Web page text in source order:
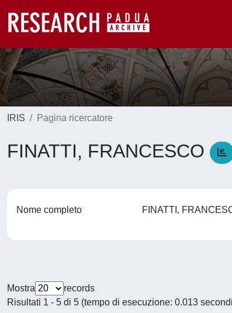
IRIS Pagina ricercatore
FINATTI, FRANCESCO
Nome completo FINATTI,
Mostra
records
Risultati 1 - 5 di 5 (tempo di esecuzione: 0.013